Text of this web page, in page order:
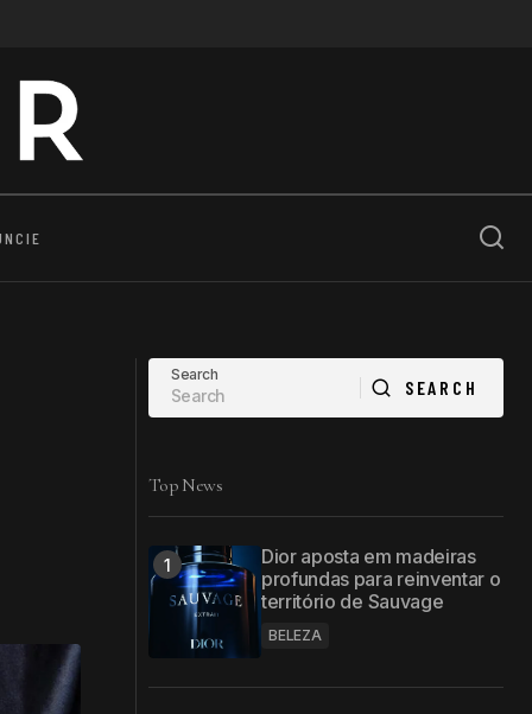
Search
SEARCH
SEARCH
Top News
Dior aposta em madeiras
profundas para reinventar o
território de Sauvage
BELEZA